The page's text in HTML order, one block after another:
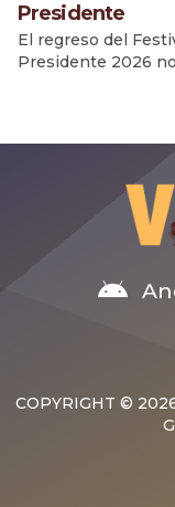
Presidente
El regreso del
Presidente 2026
en redes sociales,
han convertido el
evento en
rápidamente se
COPYRIGHT ©